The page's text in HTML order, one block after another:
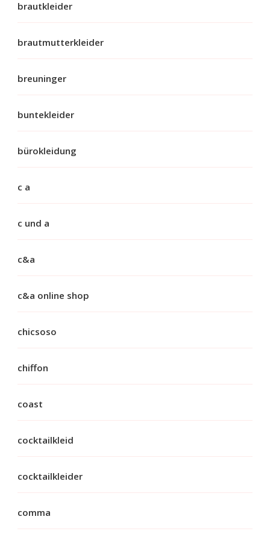
brautkleider
brautmutterkleider
breuninger
buntekleider
bürokleidung
c a
c und a
c&a
c&a online shop
chicsoso
chiffon
coast
cocktailkleid
cocktailkleider
comma